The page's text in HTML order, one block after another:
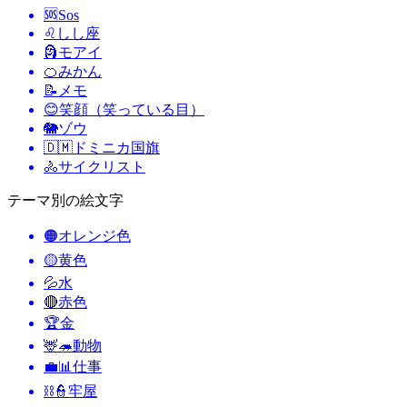
🆘Sos
♌ しし座
🗿モアイ
🍊みかん
📝 メモ
😊笑顔（笑っている目）
🐘ゾウ
🇩🇲 ドミニカ国旗
🚴サイクリスト
テーマ別の絵文字
🟠オレンジ色
🟡黄色
💦水
🔴赤色
🏆金
🦌🦔動物
💼📊 仕事
⛓️👮牢屋